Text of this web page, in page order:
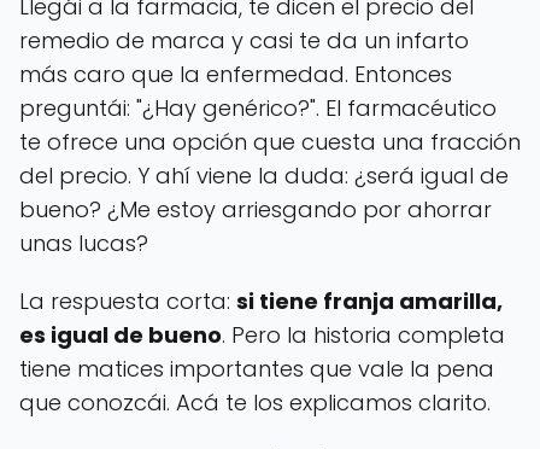
Llegái a la farmacia, te dicen el precio del
remedio de marca y casi te da un infarto
más caro que la enfermedad. Entonces
preguntái: "¿Hay genérico?". El farmacéutico
te ofrece una opción que cuesta una fracción
del precio. Y ahí viene la duda: ¿será igual de
bueno? ¿Me estoy arriesgando por ahorrar
unas lucas?
La respuesta corta: si tiene franja amarilla,
es igual de bueno. Pero la historia completa
tiene matices importantes que vale la pena
que conozcái. Acá te los explicamos clarito.